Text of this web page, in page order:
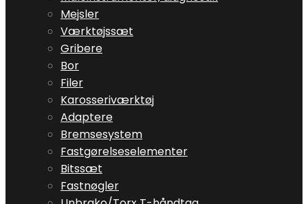
Mejsler
Værktøjssæt
Gribere
Bor
Filer
Karosseriværktøj
Adaptere
Bremsesystem
Fastgørelseselementer
Bitssæt
Fastnøgler